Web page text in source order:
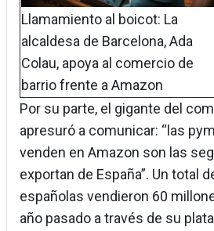
Llamamiento al boicot: La
alcaldesa de Barcelona, Ada
Colau, apoya al comercio de
barrio frente a Amazon
Por su parte, el gigante del
apresuró a comunicar: “las
venden en Amazon son las
exportan de España”. Un total
españolas vendieron 60
año pasado a través de su